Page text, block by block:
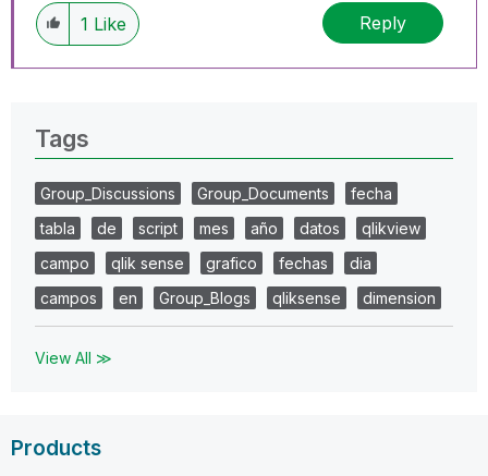
1 Like Reply
Tags
Group_Discussions Group_Documents
fecha
tabla
de script mes año datos
qlikview
campo
qlik sense grafico fechas
dia
campos
en Group_Blogs qliksense dimension
View All ≫
Products